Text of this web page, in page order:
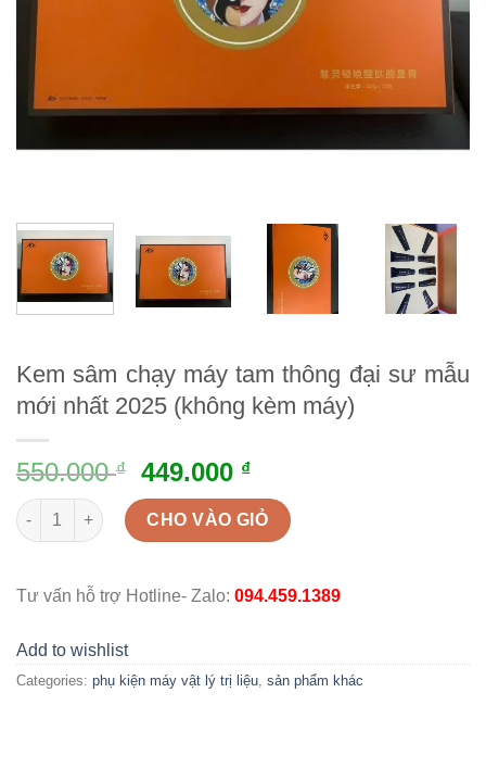
Kem sâm chạy máy tam thông đại sư mẫu
mới nhất 2025 (không kèm máy)
550.000₫ 449.000 ₫
Kem sâm chạy máy tam thông đại sư mẫu mới nhất 2025
CHO VÀO GIỎ
Tư vấn hỗ trợ Hotline- Zalo: 094.459.1389
Add to wishlist
Categories: phụ kiện máy vật lý trị liệu sản phẩm khác